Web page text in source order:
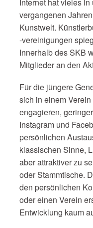
vergangenen
Kunstwelt.
‑vereinigungen
Innerhalb des SKB
Mitglieder an den
Für die jüngere
sich in einem
engagieren,
Instagram und
persönlichen
klassischen Sinne,
aber attraktiver zu
oder Stammtische.
den persönlichen
oder einen Verein
Entwicklung kaum